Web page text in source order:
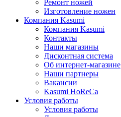
Ремонт ножей
Изготовление ножен
Компания Kasumi
Компания Kasumi
Контакты
Наши магазины
Дисконтная система
Об интернет-магазине
Наши партнеры
Вакансии
Kasumi HoReCa
Условия работы
Условия работы